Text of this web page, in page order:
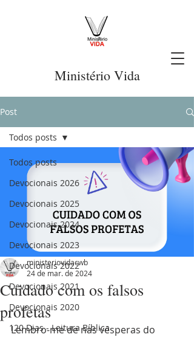
Ministério Vida
Post
Todos posts
Devocionais 2026
Devocionais 2025
Devocionais 2024
Devocionais 2023
Devocionais 2022
Devocionais 2021
Devocionais 2020
120 Dias - Leitura Bíblica
Todos posts
Cuidado com os falsos
profetas
ministeriovidacwb
24 de mar. de 2024
Lembro-me de nas vésperas do